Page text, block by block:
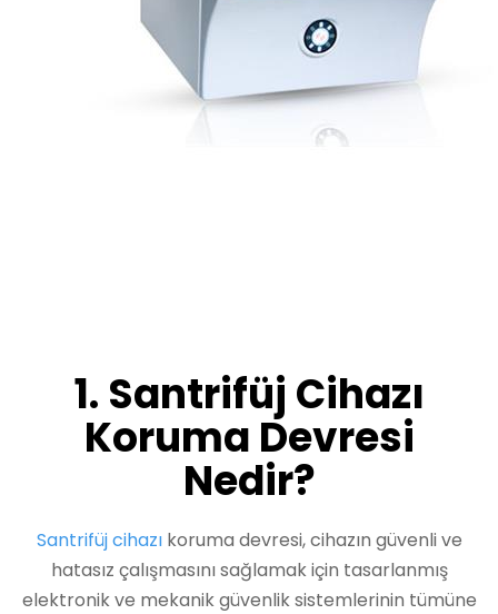
1. Santrifüj Cihazı
Koruma Devresi
Nedir?
Santrifüj cihazı koruma devresi, cihazın güvenli ve
hatasız çalışmasını sağlamak için tasarlanmış
elektronik ve mekanik güvenlik sistemlerinin tümüne